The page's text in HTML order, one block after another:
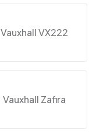
Vauxhall VX222
Vauxhall Zafira